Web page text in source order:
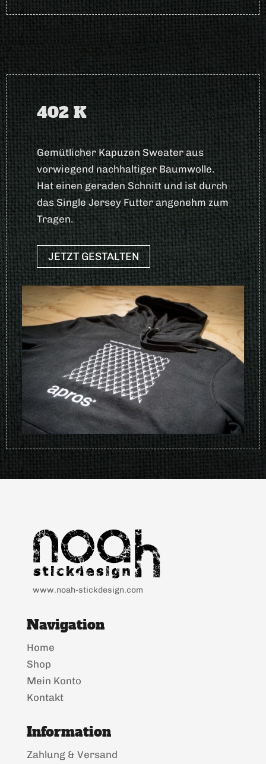
402 K
Gemütlicher Kapuzen Sweater aus
vorwiegend nachhaltiger Baumwolle.
Hat einen geraden Schnitt und ist durch
das Single Jersey Futter angenehm zum
Tragen.
JETZT GESTALTEN
www.noah-stickdesign.com
Navigation
Home
Shop
Mein Konto
Kontakt
Information
Zahlung & Versand